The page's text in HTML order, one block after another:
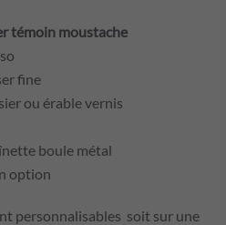
témoin moustache
fine
ou érable vernis
boule métal
option
personnalisables soit sur une